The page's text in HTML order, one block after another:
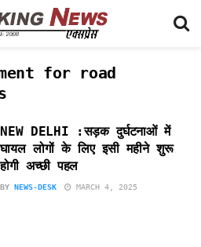
for road
NEW DELHI :सड़क दुर्घटनाओं में
घायल लोगों के लिए इसी महीने शुरू
होगी अच्छी पहल
BY NEWS-DESK MARCH 4, 2025